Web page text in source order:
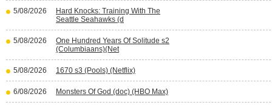
5/08/2026
Hard Knocks: Training With The
Seattle Seahawks (d
5/08/2026
One Hundred Years Of Solitude s2
(Columbiaans)(Net
5/08/2026 1670 s3 (Pools) (Netflix)
6/08/2026 Monsters Of God (doc) (HBO Max)